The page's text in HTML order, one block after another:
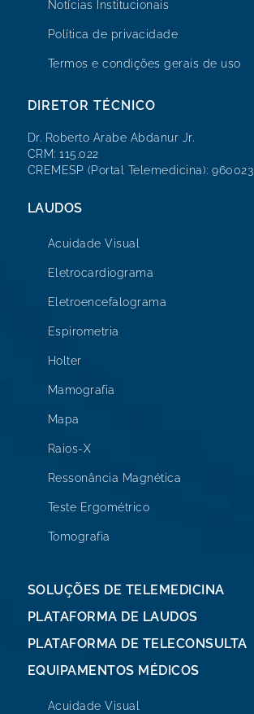
Notícias Institucionais
Política de privacidade
Termos e condições gerais de uso
DIRETOR TÉCNICO
Dr. Roberto Arabe Abdanur Jr.
CRM: 115.022
CREMESP (Portal Telemedicina): 960023
LAUDOS
Acuidade Visual
Eletrocardiograma
Eletroencefalograma
Espirometria
Holter
Mamografia
Mapa
Raios-X
Ressonância Magnética
Teste Ergométrico
Tomografia
SOLUÇÕES DE TELEMEDICINA
PLATAFORMA DE LAUDOS
PLATAFORMA DE TELECONSULTA
EQUIPAMENTOS MÉDICOS
Acuidade Visual